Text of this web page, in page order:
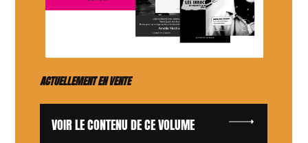
ACTUELLEMENT EN VENTE
VOIR LE CONTENU DE CE VOLUME